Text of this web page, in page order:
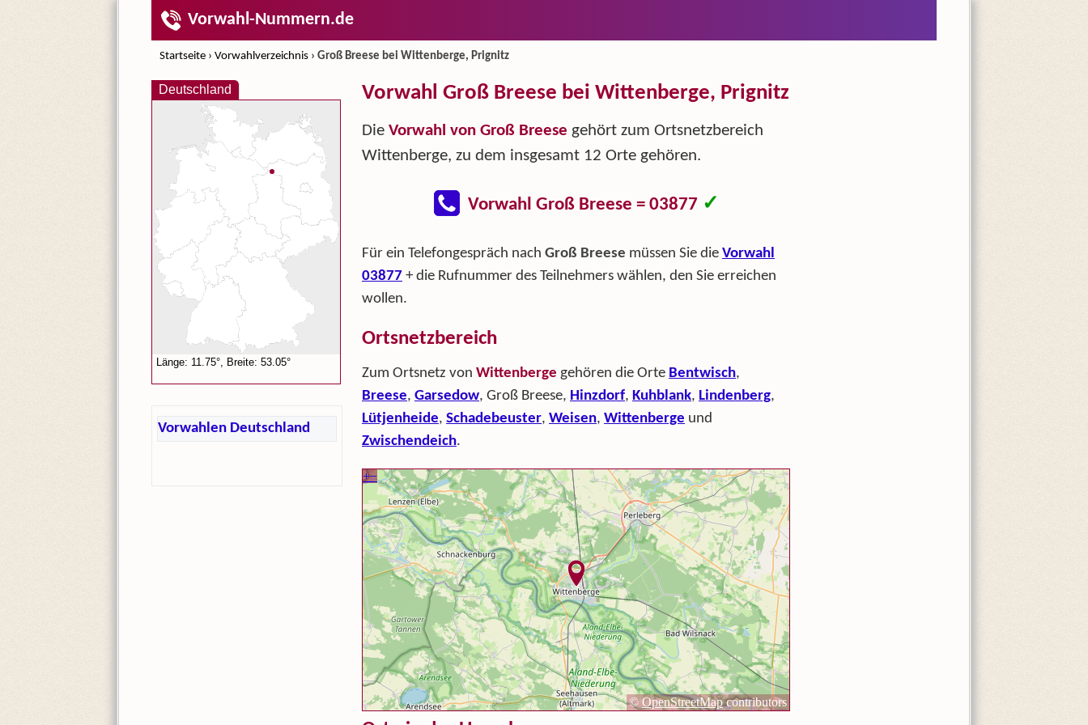
Vorwahl-Nummern.de
Startseite › Vorwahlverzeichnis › Groß Breese bei Wittenberge, Prignitz
Vorwahlen Deutschland
Vorwahl Groß Breese bei Wittenberge, Prignitz
Die Vorwahl von Groß Breese gehört zum Ortsnetzbereich
Wittenberge, zu dem insgesamt 12 Orte gehören.
Vorwahl Groß Breese = 03877 ✓
Für ein Telefongespräch nach Groß Breese müssen Sie die Vorwahl
03877 + die Rufnummer des Teilnehmers wählen, den Sie erreichen
wollen.
Ortsnetzbereich
Zum Ortsnetz von Wittenberge gehören die Orte Bentwisch,
Breese, Garsedow, Groß Breese, Hinzdorf, Kuhblank, Lindenberg,
Lütjenheide, Schadebeuster, Weisen, Wittenberge und
Zwischendeich.